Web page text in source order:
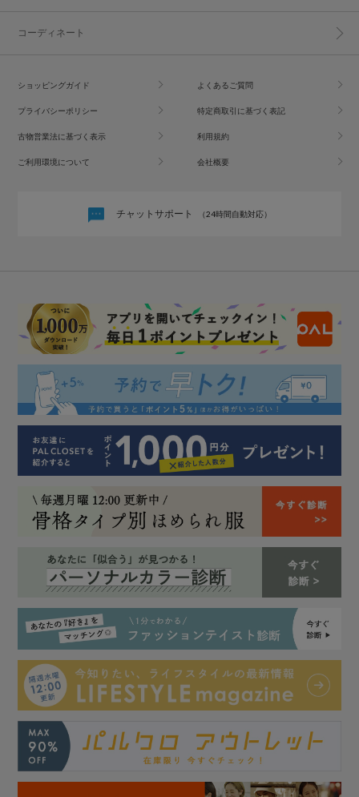
コーディネート
ショッピングガイド よくあるご質問
プライバシーポリシー 特定商取引に基づく表記
古物営業法に基づく表示 利用規約
ご利用環境について 会社概要
チャットサポート （24時間自動対応）